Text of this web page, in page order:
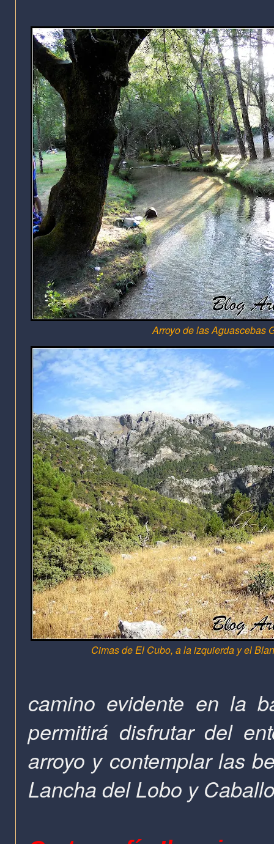
Arroyo de las Aguascebas
Cimas de El Cubo, a la izquierda y el
camino evidente en la
permitirá disfrutar del
arroyo y contemplar las
Lancha del Lobo y